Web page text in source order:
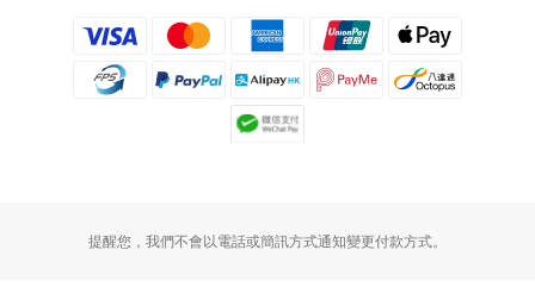
提醒您，我們不會以電話或簡訊方式通知變更付款方式。